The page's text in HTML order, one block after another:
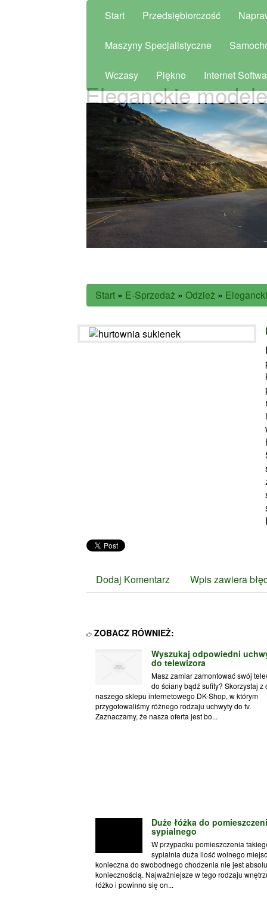
Start Przedsiębiorczość
Maszyny Specjalistyczne
Wczasy Piękno Internet
Eleganckie
Start » E-Sprzedaż » Odzież »
Dodaj Komentarz Wpis zawiera
ZOBACZ RÓWNIEŻ:
Wyszukaj odpowiedni
do telewizora
Masz zamiar zamontować swój
do ściany bądź sufity? Skorzystaj z
naszego sklepu internetowego DK-Shop, w którym
przygotowaliśmy różnego rodzaju uchwyty do tv.
Zaznaczamy, że nasza oferta jest bo...
Duże łóżka do
sypialnego
W przypadku pomieszczenia
sypialnia duża ilość wolnego
konieczna do swobodnego chodzenia nie jest
koniecznością. Najważniejsze w tego rodzaju
łóżko i powinno się on...